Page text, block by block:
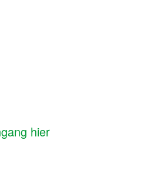
hier